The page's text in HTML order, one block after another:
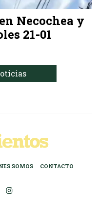
Necochea y
21-01
SOMOS CONTACTO